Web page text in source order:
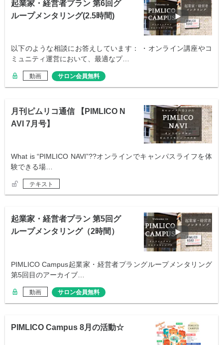
起業家・経営者プラン 第6回グ
ループメンタリング(2.5時間)
以下のような相談にお答えしています： ・オンライン講座やコ
ミュニティ運営において、最適なプ…
動画 サロン会員無料
月刊ピムリコ通信 【PIMLICO N
AVI 7月号】
What is “PIMLICO NAVI”??オンラインでキャンパスライフを体
験できる場…
テキスト
起業家・経営者プラン 第5回グ
ループメンタリング（2時間）
PIMLICO Campus起業家・経営者プラングループメンタリング
第5回目のアーカイブ…
動画 サロン会員無料
PIMLICO Campus 8月の活動☆